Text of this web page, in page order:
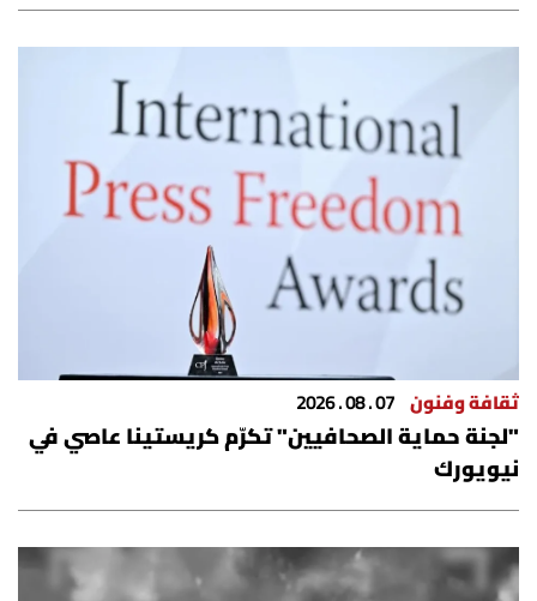
ثقافة وفنون 07 . 08 . 2026
"لجنة حماية الصحافيين" تكرّم كريستينا عاصي في
نيويورك